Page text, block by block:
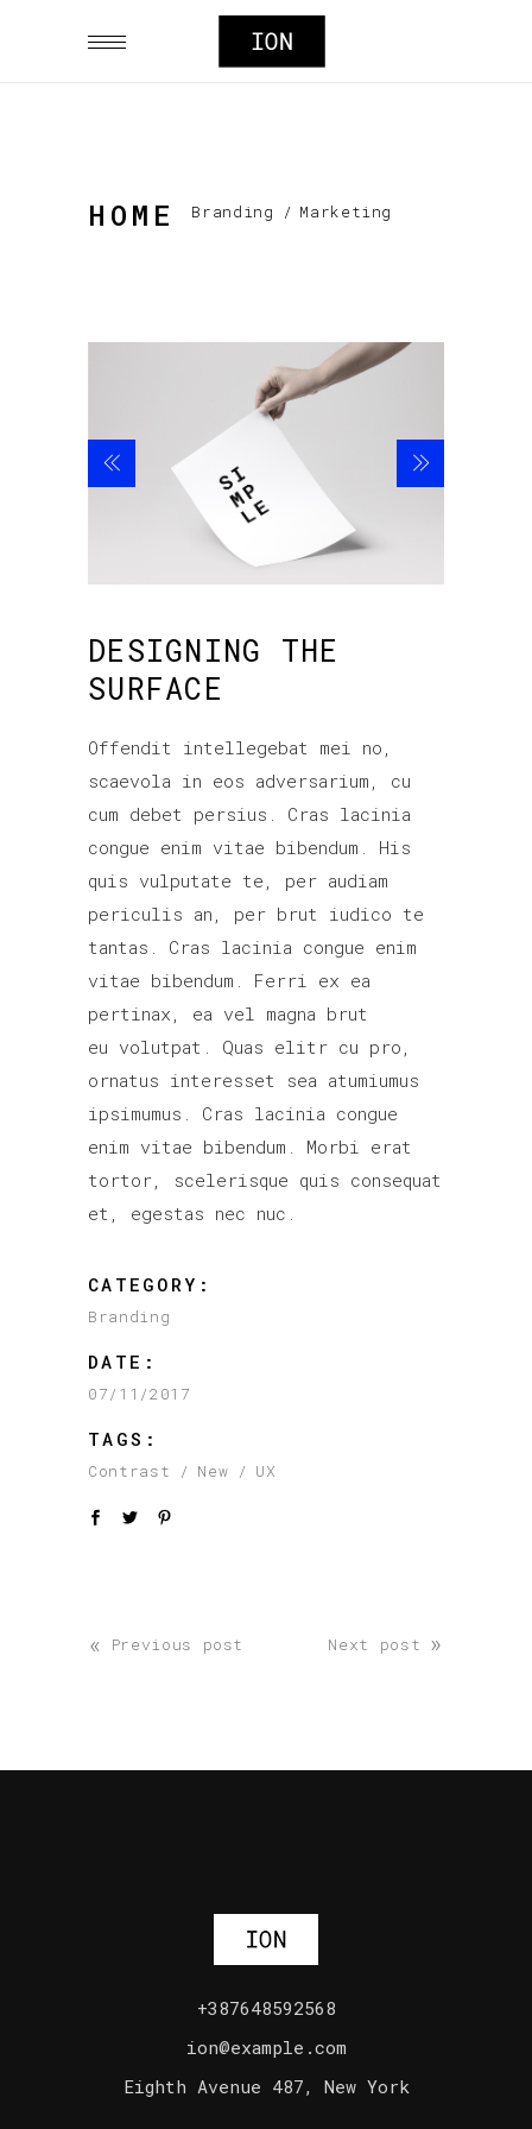
HOME Branding / Marketing
DESIGNING THE
SURFACE
Offendit intellegebat mei no,
scaevola in eos adversarium, cu
cum debet persius. Cras lacinia
congue enim vitae bibendum. His
quis vulputate te, per audiam
periculis an, per brut iudico te
tantas. Cras lacinia congue enim
vitae bibendum. Ferri ex ea
pertinax, ea vel magna brut
eu volutpat. Quas elitr cu pro,
ornatus interesset sea atumiumus
ipsimumus. Cras lacinia congue
enim vitae bibendum. Morbi erat
tortor, scelerisque quis consequat
et, egestas nec nuc.
CATEGORY:
Branding
DATE:
07/11/2017
TAGS:
Contrast New UX
« Previous post Next post »
+387648592568
ion@example.com
Eighth Avenue 487, New York